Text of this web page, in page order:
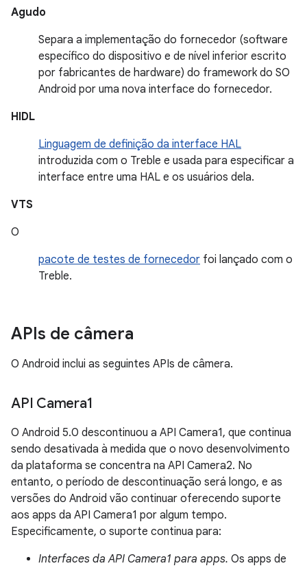
Agudo
Separa a implementação do fornecedor (software
específico do dispositivo e de nível inferior escrito
por fabricantes de hardware) do framework do SO
Android por uma nova interface do fornecedor.
HIDL
Linguagem de definição da interface HAL
introduzida com o Treble e usada para especificar a
interface entre uma HAL e os usuários dela.
VTS
O
pacote de testes de fornecedor foi lançado com o
Treble.
APIs de câmera
O Android inclui as seguintes APIs de câmera.
API Camera1
O Android 5.0 descontinuou a API Camera1, que continua
sendo desativada à medida que o novo desenvolvimento
da plataforma se concentra na API Camera2. No
entanto, o período de descontinuação será longo, e as
versões do Android vão continuar oferecendo suporte
aos apps da API Camera1 por algum tempo.
Especificamente, o suporte continua para:
Interfaces da API Camera1 para apps. Os apps de